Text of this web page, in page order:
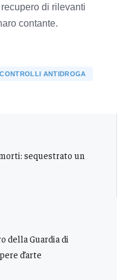
di rilevanti
contante.
CONTROLLI ANTIDROGA
sequestrato un
della Guardia di
d’arte